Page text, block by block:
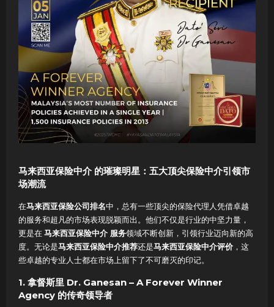
马来西亚保险中介 的璀璨明星：五大顶尖保险中介引领市
场潮流
在马来西亚保险公司排名中，总有一些顶尖的保险代理人凭借卓越
的服务和超凡的市场表现脱颖而出。他们不仅是行业的中坚力量，
更是在马来西亚保险中介 服务领域不断创新，引领行业迈向新的高
度。无论是马来西亚保险中介推荐还是马来西亚保险中介评价 ，这
些卓越的专业人士都在市场上留下了不可磨灭的印记。
1. 拿督斯里 Dr. Ganesan – A Forever Winner
Agency 的传奇领导者